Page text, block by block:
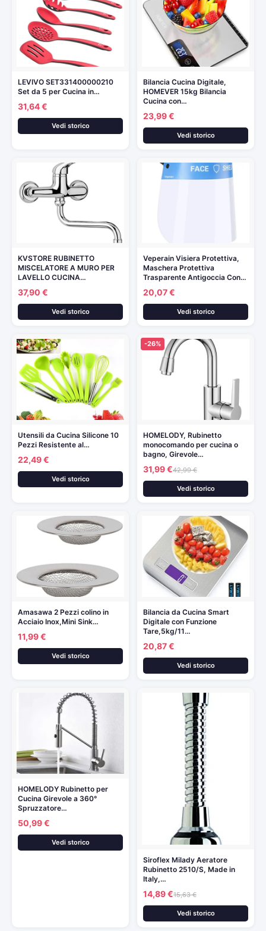
LEVIVO SET331400000210
Set da 5 per Cucina in…
31,64 €
Vedi storico
Bilancia Cucina Digitale,
HOMEVER 15kg Bilancia
Cucina con…
23,99 €
Vedi storico
KVSTORE RUBINETTO
MISCELATORE A MURO PER
LAVELLO CUCINA…
37,90 €
Vedi storico
Veperain Visiera Protettiva,
Maschera Protettiva
Trasparente Antigoccia Con…
20,07 €
Vedi storico
Utensili da Cucina Silicone 10
Pezzi Resistente al…
22,49 €
Vedi storico
-26%
HOMELODY, Rubinetto
monocomando per cucina o
bagno, Girevole…
31,99 €42,99 €
Vedi storico
Amasawa 2 Pezzi colino in
Acciaio Inox,Mini Sink…
11,99 €
Vedi storico
Bilancia da Cucina Smart
Digitale con Funzione
Tare,5kg/11…
20,87 €
Vedi storico
HOMELODY Rubinetto per
Cucina Girevole a 360°
Spruzzatore…
50,99 €
Vedi storico
Siroflex Milady Aeratore
Rubinetto 2510/S, Made in
Italy,…
14,89 €15,63 €
Vedi storico